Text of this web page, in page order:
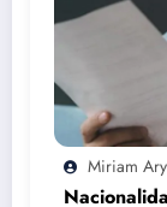
Miriam